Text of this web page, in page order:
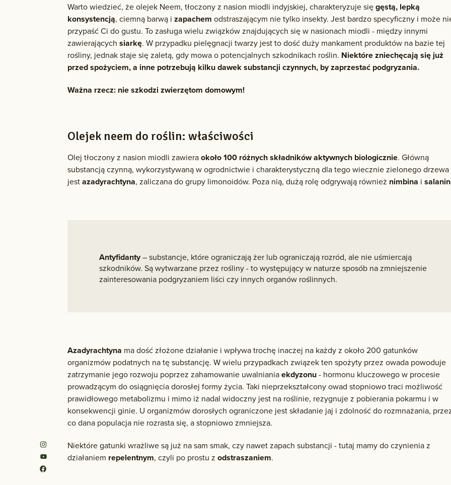
Warto wiedzieć, że olejek Neem, tłoczony z nasion miodli indyjskiej, charakteryzuje sięgęstą, lepką
konsystencją, ciemną barwą izapachem odstraszającym nie tylko insekty. Jest bardzo specyficzny i może
przypaść Ci do gustu. To zasługa wielu związków znajdujących się w nasionach miodli - między innymi
zawierającychsiarkę. W przypadku pielęgnacji twarzy jest to dość duży mankament produktów na bazie tej
rośliny, jednak staje się zaletą, gdy mowa o potencjalnych szkodnikach roślin. Niektóre zniechęcają się już
przed spożyciem, a inne potrzebują kilku dawek substancji czynnych, by zaprzestać podgryzania.
Ważna rzecz: nie szkodzi zwierzętom domowym!
Olejek neem do roślin: właściwości
Olej tłoczony z nasion miodli zawieraokoło 100 różnych składników aktywnych biologicznie. Główną
substancją czynną, wykorzystywaną w ogrodnictwie i charakterystyczną dla tego wiecznie zielonego drzewa
jestazadyrachtyna, zaliczana do grupy limonoidów. Poza nią, dużą rolę odgrywają również nimbina i
Antyfidanty– substancje, które ograniczają żer lub ograniczają rozród, ale nie uśmiercają
szkodników. Są wytwarzane przez rośliny - to występujący w naturze sposób na zmniejszenie
zainteresowania podgryzaniem liści czy innych organów roślinnych.
Azadyrachtyna ma dość złożone działanie i wpływa trochę inaczej na każdy z około 200 gatunków
organizmów podatnych na tę substancję. W wielu przypadkach związek ten spożyty przez owada powoduje
zatrzymanie jego rozwoju poprzez zahamowanie uwalnianiaekdyzonu- hormonu kluczowego w procesie
prowadzącym do osiągnięcia dorosłej formy życia. Taki nieprzekształcony owad stopniowo traci możliwość
prawidłowego metabolizmu i mimo iż nadal widoczny jest na roślinie, rezygnuje z pobierania pokarmu i w
konsekwencji ginie. U organizmów dorosłych ograniczone jest składanie jaj i zdolność do rozmnażania,
co dana populacja nie rozrasta się, a stopniowo zmniejsza.
Niektóre gatunki wrażliwe są już na sam smak, czy nawet zapach substancji - tutaj mamy do czynienia z
działaniem repelentnym, czyli po prostu zodstraszaniem.